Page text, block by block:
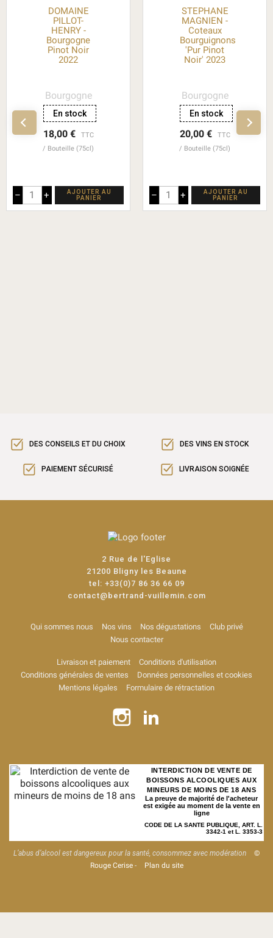
DOMAINE
PILLOT-
HENRY -
Bourgogne
Pinot Noir
2022
Bourgogne
En stock
18,00 €
TTC
Bouteille (75cl)
– +
AJOUTER AU
PANIER
STEPHANE
MAGNIEN -
Coteaux
Bourguignons
'Pur Pinot
Noir' 2023
Bourgogne
En stock
20,00 €
TTC
Bouteille (75cl)
– +
AJOUTER AU
PANIER
DES CONSEILS ET DU CHOIX DES VINS EN STOCK
PAIEMENT SÉCURISÉ LIVRAISON SOIGNÉE
2 Rue de l'Eglise
21200 Bligny les Beaune
tel: +33(0)7 86 36 66 09
contact@bertrand-vuillemin.com
Qui sommes nous Nos vins Nos dégustations
Club privé
Nous contacter
Livraison et paiement
Conditions d'utilisation
Conditions générales de ventes
Données personnelles et cookies
Mentions légales
Formulaire de rétractation
INTERDICTION DE VENTE DE
BOISSONS ALCOOLIQUES AUX
MINEURS DE MOINS DE 18 ANS
La preuve de majorité de l'acheteur
est exigée au moment de la vente en
ligne
CODE DE LA SANTE PUBLIQUE, ART. L.
3342-1 et L. 3353-3
L’abus d’alcool est dangereux pour la santé, consommez avec modération
©
Rouge Cerise - Plan du site